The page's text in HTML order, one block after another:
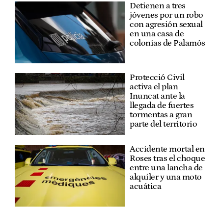
Detienen a tres
jóvenes por un robo
con agresión sexual
en una casa de
colonias de Palamós
Protecció Civil
activa el plan
Inuncat ante la
llegada de fuertes
tormentas a gran
parte del territorio
Accidente mortal en
Roses tras el choque
entre una lancha de
alquiler y una moto
acuática